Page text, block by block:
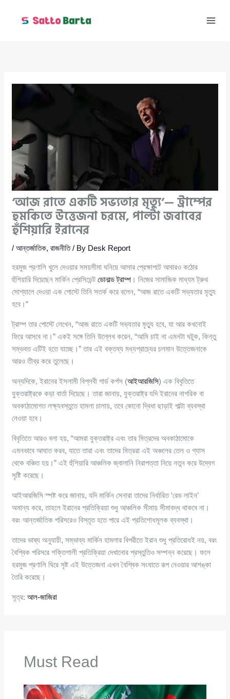
‘আজ রাতে একটি সভ্যতার মৃত্যু’— ট্রাম্পের
হুমকিতে উত্তেজনা চরমে, পাল্টা জবাবের
হুঁশিয়ারি ইরানের
/আন্তর্জাতিক,রাজনীতি/ By Desk Report
হরমুজ প্রণালি খুলে দেওয়ার সময়সীমা ঘনিয়ে আসার প্রেক্ষাপটে আবারও কঠোর
হুঁশিয়ারি দিয়েছেন মার্কিন প্রেসিডেন্টডোনাল্ড ট্রাম্প । নিজের সামাজিক মাধ্যম ট্রুথ
সোশ্যালে দেওয়া এক পোস্টে তিনি সতর্ক করে বলেন, “আজ রাতে একটি সভ্যতার মৃত্যু
হবে।”
ট্রাম্প তার পোস্টে লেখেন, “আজ রাতে একটি সভ্যতার মৃত্যু হবে, যা আর কখনোই
ফিরে আসবে না।” একই সঙ্গে তিনি উল্লেখ করেন, “আমি চাই না এমনটা ঘটুক, কিন্তু
সম্ভবত এটিই হতে যাচ্ছে।” তার এই বক্তব্য মধ্যপ্রাচ্যের চলমান উত্তেজনাকে
আরও তীব্র করে তুলেছে।
অন্যদিকে, ইরানের ইসলামী বিপ্লবী গার্ড কর্পস (আইআরজিসি) এক বিবৃতিতে
যুক্তরাষ্ট্রকে কড়া বার্তা দিয়েছে। তারা জানায়, যুক্তরাষ্ট্র যদি ইরানের নাগরিক বা
অবকাঠামোগত লক্ষ্যবস্তুতে হামলা চালায়, তবে কোনো দ্বিধা ছাড়াই পাল্টা ব্যবস্থা
নেওয়া হবে।
বিবৃতিতে আরও বলা হয়, “আমরা যুক্তরাষ্ট্র এবং তার মিত্রদের অবকাঠামোকে
এমনভাবে আঘাত করব, যাতে তারা এবং তাদের মিত্ররা এই অঞ্চলের তেল ও গ্যাস
থেকে বঞ্চিত হয়।” এই হুঁশিয়ারি আঞ্চলিক জ্বালানি নিরাপত্তা নিয়ে নতুন করে উদ্বেগ
সৃষ্টি করেছে।
আইআরজিসি স্পষ্ট করে জানায়, যদি মার্কিন সেনারা তাদের নির্ধারিত ‘রেড লাইন’
অমান্য করে, তাহলে ইরানের প্রতিক্রিয়া শুধু আঞ্চলিক সীমায় সীমাবদ্ধ থাকবে না।
বরং আন্তর্জাতিক পরিসরেও বিস্তৃত হতে পারে এই প্রতিশোধমূলক ব্যবস্থা।
তাদের ভাষ্য অনুযায়ী, সম্ভাব্য মার্কিন হামলার বিপরীতে ইরান শুধু প্রতিরোধই নয়, বরং
বৈশ্বিক পরিসরে শক্তিশালী প্রতিক্রিয়া দেখানোর প্রস্তুতিও সম্পন্ন করেছে। ফলে
হরমুজ প্রণালি ঘিরে সৃষ্ট এই উত্তেজনা এখন বৈশ্বিক সংঘাতে রূপ নেওয়ার আশঙ্কা
তৈরি করেছে।
সূত্র:আল-জাজিরা
Must Read